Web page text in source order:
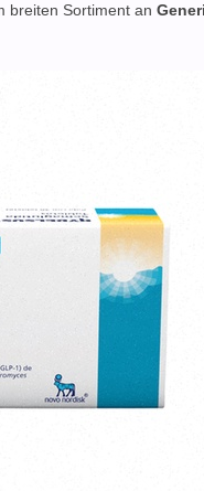
breiten Sortiment an